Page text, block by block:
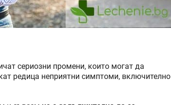
сериозни промени, които могат да
редица неприятни симптоми, включително